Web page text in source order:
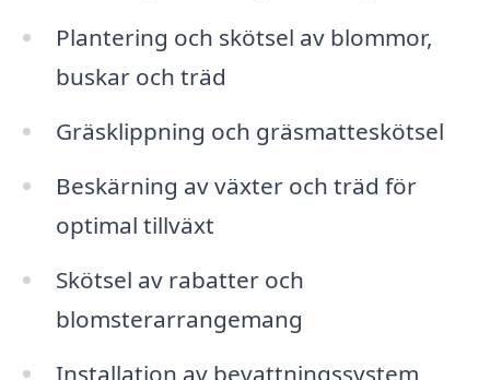
Plantering och skötsel av blommor,
buskar och träd
Gräsklippning och gräsmatteskötsel
Beskärning av växter och träd för
optimal tillväxt
Skötsel av rabatter och
blomsterarrangemang
Installation av bevattningssystem